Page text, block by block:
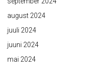
august 2024
juuli 2024
juuni 2024
mai 2024